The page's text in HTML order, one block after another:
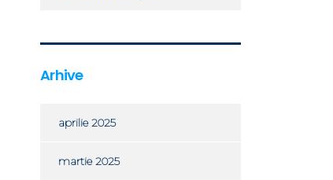
Arhive
aprilie 2025
martie 2025